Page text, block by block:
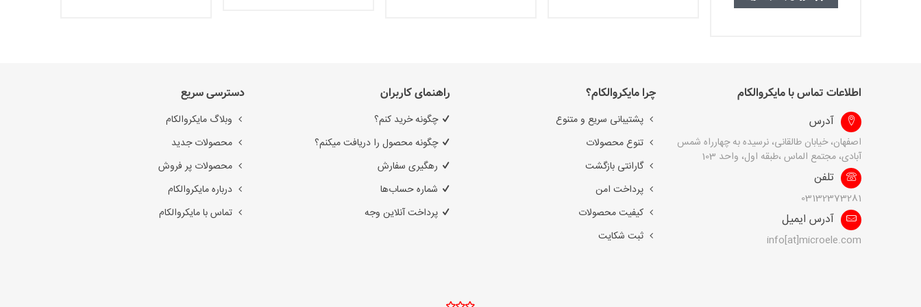
اطلاعات تماس با مایکروالکام
آدرس
اصفهان، خیابان طالقانی، نرسیده به چهارراه شمس
آبادی، مجتمع الماس ،طبقه اول، واحد 103
تلفن
03132373281
آدرس ایمیل
info[at]microele.com
چرا مایکروالکام؟
پشتیبانی سریع و متنوع
تنوع محصولات
گارانتی بازگشت
پرداخت امن
کیفیت محصولات
ثبت شکایت
راهنمای کاربران
چگونه خرید کنم؟
چگونه محصول را دریافت میکنم؟
رهگیری سفارش
شماره حساب‌ها
پرداخت آنلاین وجه
دسترسی سریع
وبلاگ مایکروالکام
محصولات جدید
محصولات پر فروش
درباره مایکروالکام
تماس با مایکروالکام